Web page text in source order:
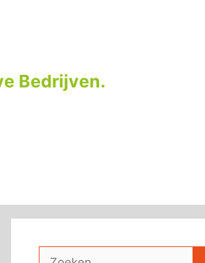
Bedrijven.